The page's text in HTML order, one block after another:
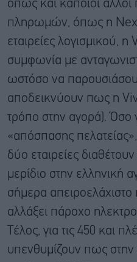
όπως και κάποιοι
πληρωμών, όπως η
εταιρείες λογισμικού, η
συμφωνία με
ωστόσο να
αποδεικνύουν πως η
τρόπο στην αγορά). Όσο
«απόσπασης
δύο εταιρείες
μερίδιο στην ελληνική
σήμερα
αλλάξει πάροχο
Τέλος, για τις 450 και
υπενθυμίζουν πως στην